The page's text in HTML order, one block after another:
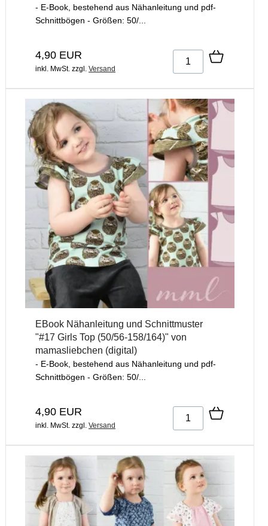
- E-Book, bestehend aus Nähanleitung und pdf-
Schnittbögen - Größen: 50/...
4,90 EUR
inkl. MwSt. zzgl. Versand
EBook Nähanleitung und Schnittmuster
"#17 Girls Top (50/56-158/164)" von
mamasliebchen (digital)
- E-Book, bestehend aus Nähanleitung und pdf-
Schnittbögen - Größen: 50/...
4,90 EUR
inkl. MwSt. zzgl. Versand